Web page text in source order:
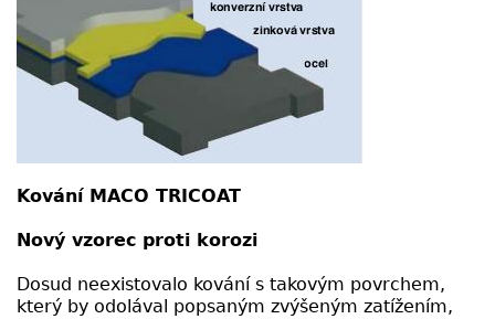
Kování MACO TRICOAT
Nový vzorec proti korozi
Dosud neexistovalo kování s takovým povrchem,
který by odolával popsaným zvýšeným zatížením,